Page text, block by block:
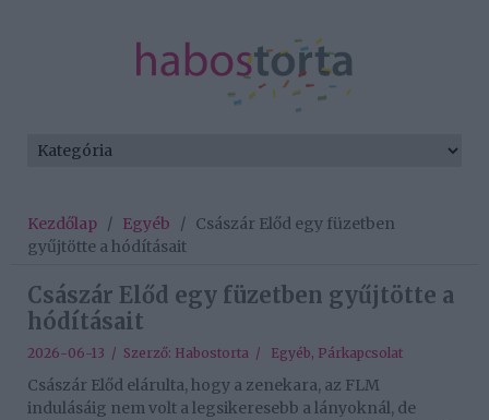
Kezdőlap / Egyéb / Császár Előd egy füzetben
gyűjtötte a hódításait
Császár Előd egy füzetben gyűjtötte a
hódításait
2026-06-13 / Szerző: Habostorta / Egyéb, Párkapcsolat
Császár Előd elárulta, hogy a zenekara, az FLM
indulásáig nem volt a legsikeresebb a lányoknál, de